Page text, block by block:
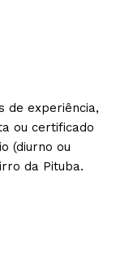
de experiência,
ou certificado
(diurno ou
da Pituba.